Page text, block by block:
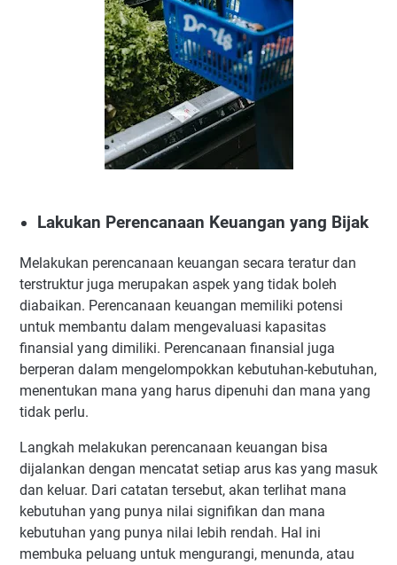
Lakukan Perencanaan Keuangan yang Bijak
Melakukan perencanaan keuangan secara teratur dan
terstruktur juga merupakan aspek yang tidak boleh
diabaikan. Perencanaan keuangan memiliki potensi
untuk membantu dalam mengevaluasi kapasitas
finansial yang dimiliki. Perencanaan finansial juga
berperan dalam mengelompokkan kebutuhan-kebutuhan,
menentukan mana yang harus dipenuhi dan mana yang
tidak perlu.
Langkah melakukan perencanaan keuangan bisa
dijalankan dengan mencatat setiap arus kas yang masuk
dan keluar. Dari catatan tersebut, akan terlihat mana
kebutuhan yang punya nilai signifikan dan mana
kebutuhan yang punya nilai lebih rendah. Hal ini
membuka peluang untuk mengurangi, menunda, atau